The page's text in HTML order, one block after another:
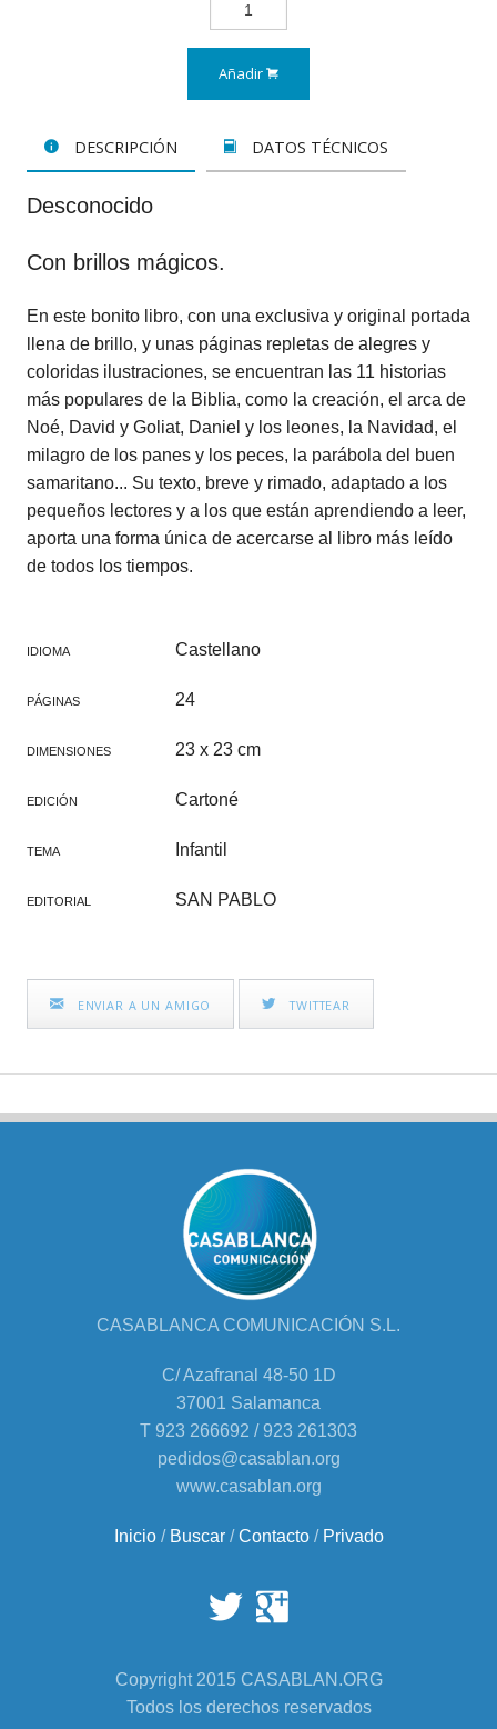
Añadir
DESCRIPCIÓN DATOS TÉCNICOS
Desconocido
Con brillos mágicos.
En este bonito libro, con una exclusiva y original portada
llena de brillo, y unas páginas repletas de alegres y
coloridas ilustraciones, se encuentran las 11 historias
más populares de la Biblia, como la creación, el arca de
Noé, David y Goliat, Daniel y los leones, la Navidad, el
milagro de los panes y los peces, la parábola del buen
samaritano... Su texto, breve y rimado, adaptado a los
pequeños lectores y a los que están aprendiendo a leer,
aporta una forma única de acercarse al libro más leído
de todos los tiempos.
IDIOMA Castellano
PÁGINAS 24
DIMENSIONES 23 x 23 cm
EDICIÓN Cartoné
TEMA Infantil
EDITORIAL SAN PABLO
ENVIAR A UN AMIGO TWITTEAR
CASABLANCA COMUNICACIÓN S.L.
C/ Azafranal 48-50 1D
37001 Salamanca
T 923 266692 / 923 261303
pedidos@casablan.org
www.casablan.org
Inicio/ Buscar/Contacto/ Privado
Copyright 2015 CASABLAN.ORG
Todos los derechos reservados